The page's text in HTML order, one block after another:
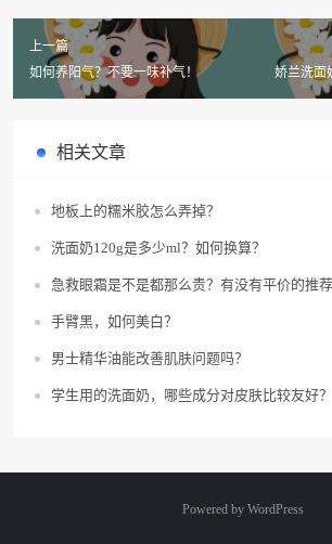
上一篇
如何养阳气？不要一味补气！
娇兰洗面
相关文章
地板上的糯米胶怎么弄掉？
洗面奶120g是多少ml？如何换算？
急救眼霜是不是都那么贵？有没有平价的推荐
手臂黑，如何美白？
男士精华油能改善肌肤问题吗？
学生用的洗面奶，哪些成分对皮肤比较友好？
Powered by WordPress